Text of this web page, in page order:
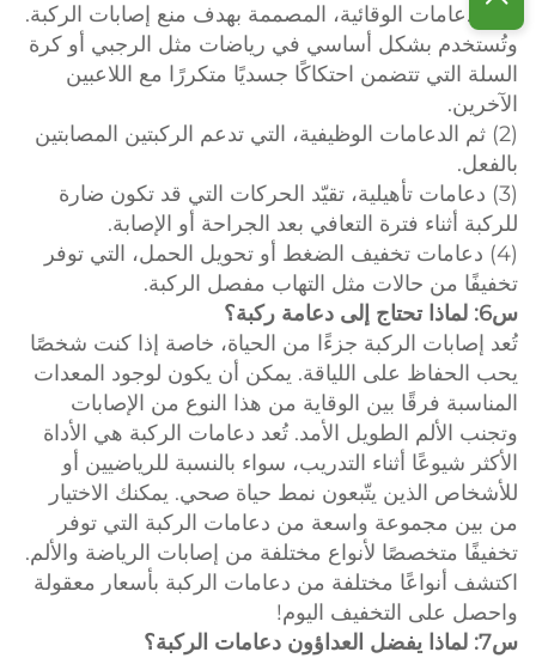
(1) الدعامات الوقائية، المصممة بهدف منع إصابات الركبة.
وتُستخدم بشكل أساسي في رياضات مثل الرجبي أو كرة
السلة التي تتضمن احتكاكًا جسديًا متكررًا مع اللاعبين
الآخرين.
(2) ثم الدعامات الوظيفية، التي تدعم الركبتين المصابتين
بالفعل.
(3) دعامات تأهيلية، تقيّد الحركات التي قد تكون ضارة
للركبة أثناء فترة التعافي بعد الجراحة أو الإصابة.
(4) دعامات تخفيف الضغط أو تحويل الحمل، التي توفر
تخفيفًا من حالات مثل التهاب مفصل الركبة.
س6: لماذا تحتاج إلى دعامة ركبة؟
تُعد إصابات الركبة جزءًا من الحياة، خاصة إذا كنت شخصًا
يحب الحفاظ على اللياقة. يمكن أن يكون لوجود المعدات
المناسبة فرقًا بين الوقاية من هذا النوع من الإصابات
وتجنب الألم الطويل الأمد. تُعد دعامات الركبة هي الأداة
الأكثر شيوعًا أثناء التدريب، سواء بالنسبة للرياضيين أو
للأشخاص الذين يتّبعون نمط حياة صحي. يمكنك الاختيار
من بين مجموعة واسعة من دعامات الركبة التي توفر
تخفيفًا متخصصًا لأنواع مختلفة من إصابات الرياضة والألم.
اكتشف أنواعًا مختلفة من دعامات الركبة بأسعار معقولة
واحصل على التخفيف اليوم!
س7: لماذا يفضل العداؤون دعامات الركبة؟